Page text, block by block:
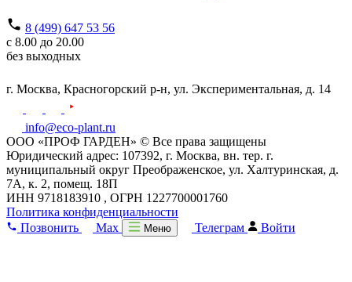
8 (499) 647 53 56
с 8.00 до 20.00
без выходных
г. Москва, Красногорский р-н, ул. Экспериментальная, д. 14
info@eco-plant.ru
ООО «ПРОФ ГАРДЕН» © Все права защищены
Юридический адрес: 107392, г. Москва, вн. тер. г.
муниципальный округ Преображенское, ул. Халтуринская, д.
7А, к. 2, помещ. 18П
ИНН 9718183910 , ОГРН 1227700001760
Политика конфиденциальности
Позвонить
Max Меню Телеграм Войти